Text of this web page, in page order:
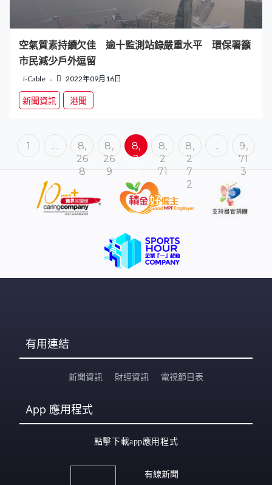
空氣質素持續欠佳 逾十監測站錄嚴重水平 環保署籲
市民減少戶外逗留
i-Cable 2022年09月16日
新聞資訊 港聞
1 …
8,
26
8
8,
26
9
8,
2
0
8,
2
71
8,
2
7
2
…
9,
71
3
有用連結
新聞資訊 財經資訊 電視節目表
App 應用程式
點擊下載app應用程式
有線新聞